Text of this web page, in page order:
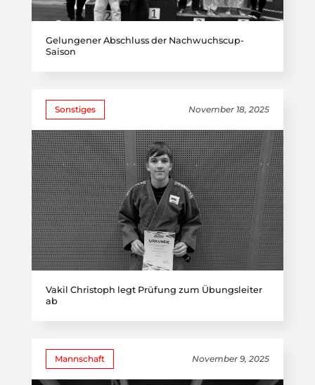
Gelungener Abschluss der Nachwuchscup-
Saison
Sonstiges November 18, 2025
Vakil Christoph legt Prüfung zum Übungsleiter
ab
Mannschaft November 9, 2025